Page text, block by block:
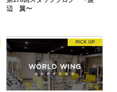
辺 翼〜
PICK UP